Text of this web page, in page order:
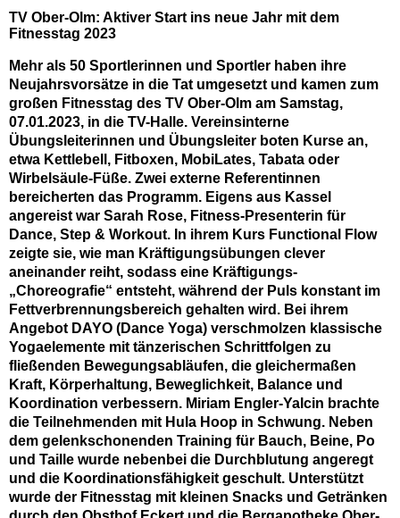
TV Ober-Olm: Aktiver Start ins neue Jahr mit dem
Fitnesstag 2023
Mehr als 50 Sportlerinnen und Sportler haben ihre
Neujahrsvorsätze in die Tat umgesetzt und kamen zum
großen Fitnesstag des TV Ober-Olm am Samstag,
07.01.2023, in die TV-Halle. Vereinsinterne
Übungsleiterinnen und Übungsleiter boten Kurse an,
etwa Kettlebell, Fitboxen, MobiLates, Tabata oder
Wirbelsäule-Füße. Zwei externe Referentinnen
bereicherten das Programm. Eigens aus Kassel
angereist war Sarah Rose, Fitness-Presenterin für
Dance, Step & Workout. In ihrem Kurs Functional Flow
zeigte sie, wie man Kräftigungsübungen clever
aneinander reiht, sodass eine Kräftigungs-
„Choreografie“ entsteht, während der Puls konstant im
Fettverbrennungsbereich gehalten wird. Bei ihrem
Angebot DAYO (Dance Yoga) verschmolzen klassische
Yogaelemente mit tänzerischen Schrittfolgen zu
fließenden Bewegungsabläufen, die gleichermaßen
Kraft, Körperhaltung, Beweglichkeit, Balance und
Koordination verbessern. Miriam Engler-Yalcin brachte
die Teilnehmenden mit Hula Hoop in Schwung. Neben
dem gelenkschonenden Training für Bauch, Beine, Po
und Taille wurde nebenbei die Durchblutung angeregt
und die Koordinationsfähigkeit geschult. Unterstützt
wurde der Fitnesstag mit kleinen Snacks und Getränken